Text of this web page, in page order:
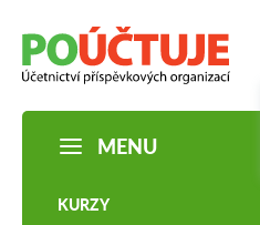
MENU
KURZY